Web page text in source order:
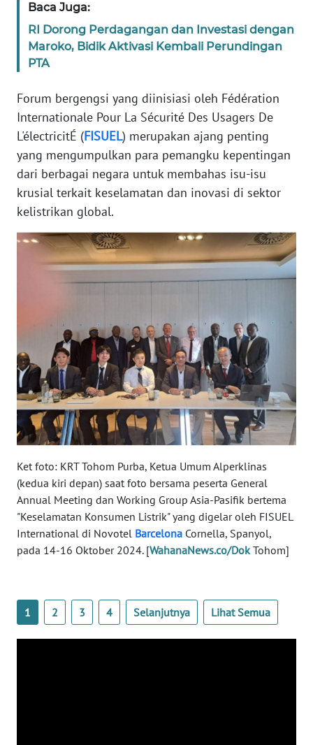
Baca Juga:
RI Dorong Perdagangan dan Investasi dengan
Maroko, Bidik Aktivasi Kembali Perundingan
PTA
Forum bergengsi yang diinisiasi oleh Fédération
Internationale Pour La Sécurité Des Usagers De
L'électricitÉ (FISUEL) merupakan ajang penting
yang mengumpulkan para pemangku kepentingan
dari berbagai negara untuk membahas isu-isu
krusial terkait keselamatan dan inovasi di sektor
kelistrikan global.
Ket foto: KRT Tohom Purba, Ketua Umum Alperklinas
(kedua kiri depan) saat foto bersama peserta General
Annual Meeting dan Working Group Asia-Pasifik bertema
"Keselamatan Konsumen Listrik" yang digelar oleh FISUEL
International di Novotel Barcelona Cornella, Spanyol,
pada 14-16 Oktober 2024. [WahanaNews.co/Dok Tohom]
1 2 3 4 Selanjutnya Lihat Semua
NTB
WN
SULTENG
WN
SULBAR
WN
BABEL
WN
SUMBAR
WN
SUMSEL
BENGKULU
WN
LAMPUNG
WN
JATENG
WN
NUSANTARA
WN
JOGJA